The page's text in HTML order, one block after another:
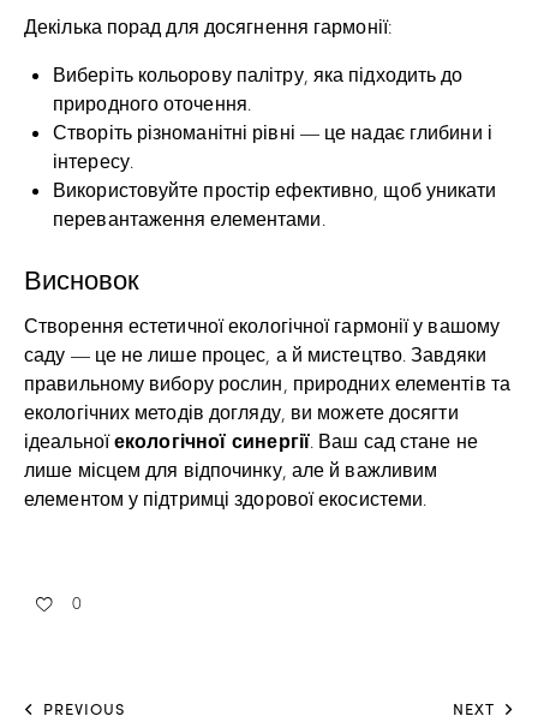
Декілька порад для досягнення гармонії:
Виберіть кольорову палітру, яка підходить до
природного оточення.
Створіть різноманітні рівні — це надає глибини і
інтересу.
Використовуйте простір ефективно, щоб уникати
перевантаження елементами.
Висновок
Створення естетичної екологічної гармонії у вашому
саду — це не лише процес, а й мистецтво. Завдяки
правильному вибору рослин, природних елементів та
екологічних методів догляду, ви можете досягти
ідеальноїекологічної синергії. Ваш сад стане не
лише місцем для відпочинку, але й важливим
елементом у підтримці здорової екосистеми.
0
PREVIOUS NEXT